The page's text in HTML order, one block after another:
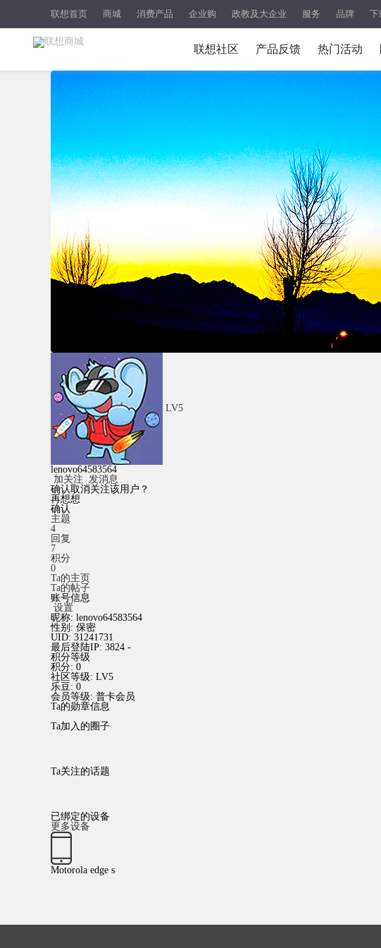
联想首页 商城 消费产品 企业购 政教及大企业 服务 品牌 下
联想社区 产品反馈 热门活动
LV5
lenovo64583564
加关注 发消息
确认取消关注该用户？
再想想
确认
主题
4
回复
7
积分
0
Ta的主页
Ta的帖子
账号信息
设置
昵称: lenovo64583564
性别: 保密
UID: 31241731
最后登陆IP: 3824 -
积分等级
积分: 0
社区等级: LV5
乐豆: 0
会员等级: 普卡会员
Ta的勋章信息
Ta加入的圈子
Ta关注的话题
已绑定的设备
更多设备
Motorola edge s